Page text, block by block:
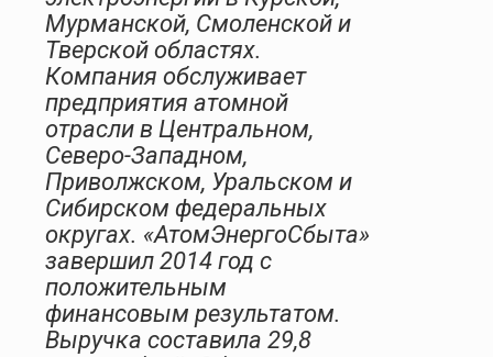
Мурманской, Смоленской и
Тверской областях.
Компания обслуживает
предприятия атомной
отрасли в Центральном,
Северо-Западном,
Приволжском, Уральском и
Сибирском федеральных
округах. «АтомЭнергоСбыта»
завершил 2014 год с
положительным
финансовым результатом.
Выручка составила 29,8